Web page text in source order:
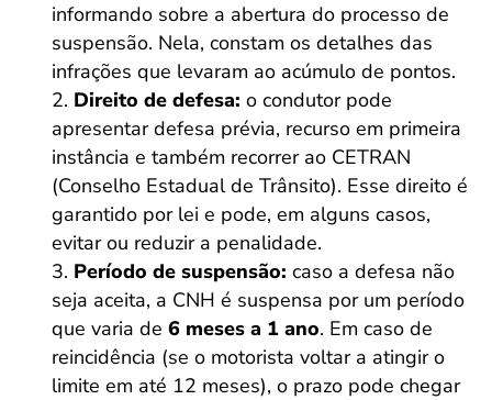
informando sobre a abertura do processo de
suspensão. Nela, constam os detalhes das
infrações que levaram ao acúmulo de pontos.
Direito de defesa: o condutor pode
apresentar defesa prévia, recurso em primeira
instância e também recorrer ao CETRAN
(Conselho Estadual de Trânsito). Esse direito é
garantido por lei e pode, em alguns casos,
evitar ou reduzir a penalidade.
Período de suspensão: caso a defesa não
seja aceita, a CNH é suspensa por um período
que varia de 6 meses a 1 ano. Em caso de
reincidência (se o motorista voltar a atingir o
limite em até 12 meses), o prazo pode chegar